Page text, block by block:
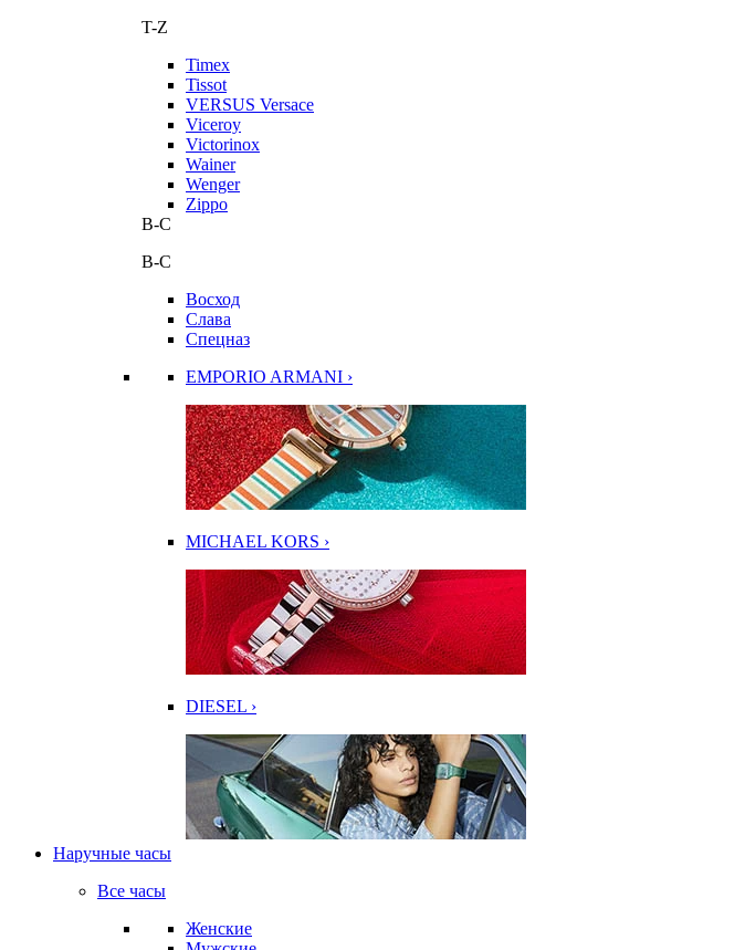
T-Z
Timex
Tissot
VERSUS Versace
Viceroy
Victorinox
Wainer
Wenger
Zippo
В-С
В-С
Восход
Слава
Спецназ
EMPORIO ARMANI ›
MICHAEL KORS ›
DIESEL ›
Наручные часы
Все часы
Женские